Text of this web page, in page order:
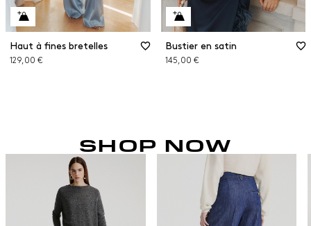
Haut à fines bretelles
129,00 €
Bustier en satin
145,00 €
SHOP NOW